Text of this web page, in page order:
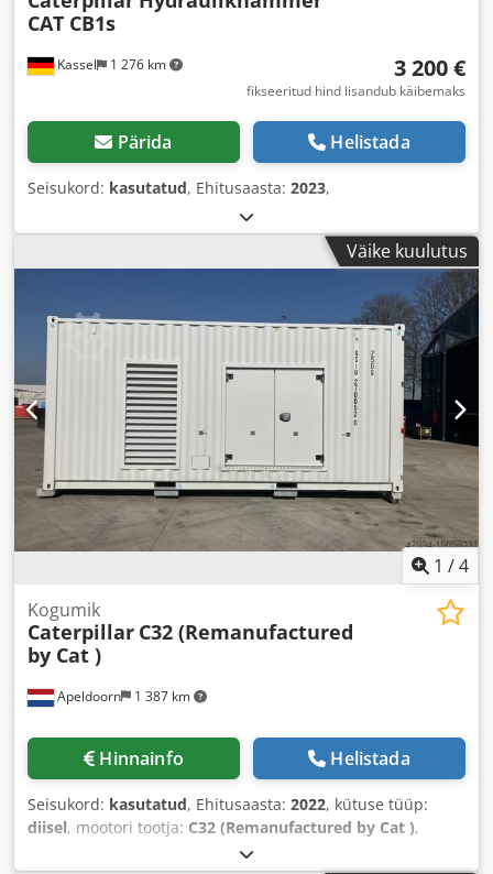
Kassel 1 276 km
CAT CB1s
3 200 €
fikseeritud hind lisandub käibemaks
Pärida Helistada
Seisukord: kasutatud, Ehitusaasta: 2023,
Väike kuulutus
1 /4
Apeldoorn 1 387 km
Kogumik
Caterpillar C32 (Remanufactured
by Cat )
Hinnainfo Helistada
Seisukord: kasutatud, Ehitusaasta: 2022, kütuse tüüp:
diisel, mootori tootja: C32 (Remanufactured by Cat ),